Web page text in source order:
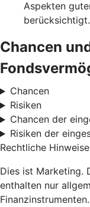
Aspekten
berücksichtigt.
Chancen
Chancen
Risiken
Chancen der
Risiken der
Rechtliche
Dies ist Marketing.
enthalten nur